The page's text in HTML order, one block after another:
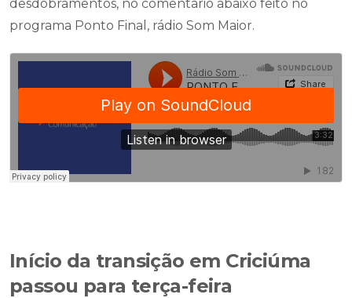
desdobramentos, no comentário abaixo feito no
programa Ponto Final, rádio Som Maior.
Início da transição em Criciúma
passou para terça-feira